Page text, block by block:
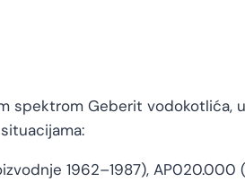
spektrom Geberit
1962–1987),